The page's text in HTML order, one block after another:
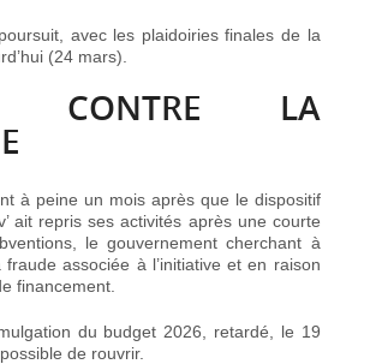
avec les plaidoiries finales de la
(24 mars).
CONTRE LA
à peine un mois après que le dispositif
ait repris ses activités après une courte
le gouvernement cherchant à
associée à l’initiative et en raison
financement.
du budget 2026, retardé, le 19
de rouvrir.